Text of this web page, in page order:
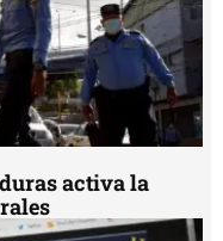
activa la